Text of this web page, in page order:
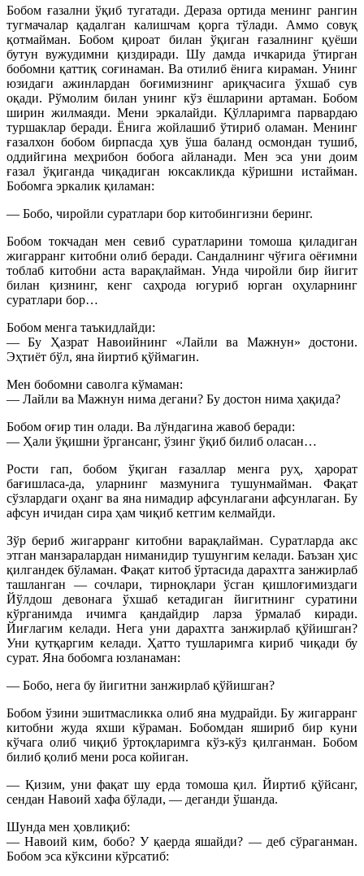
Бобом ғазални ўқиб тугатади. Дераза ортида менинг рангин
тугмачалар қадалган калишчам қорга тўлади. Аммо совуқ
қотмайман. Бобом қироат билан ўқиган ғазалнинг қуёши
бутун вужудимни қиздиради. Шу дамда ичкарида ўтирган
бобомни қаттиқ соғинаман. Ва отилиб ёнига кираман. Унинг
юзидаги ажинлардан боғимизнинг ариқчасига ўхшаб сув
оқади. Рўмолим билан унинг кўз ёшларини артаман. Бобом
ширин жилмаяди. Мени эркалайди. Қўлларимга парвардаю
туршаклар беради. Ёнига жойлашиб ўтириб оламан. Менинг
ғазалхон бобом бирпасда ҳув ўша баланд осмондан тушиб,
оддийгина меҳрибон бобога айланади. Мен эса уни доим
ғазал ўқиганда чиқадиган юксакликда кўришни истайман.
Бобомга эркалик қиламан:
— Бобо, чиройли суратлари бор китобингизни беринг.
Бобом токчадан мен севиб суратларини томоша қиладиган
жигарранг китобни олиб беради. Сандалнинг чўғига оёғимни
тоблаб китобни аста варақлайман. Унда чиройли бир йигит
билан қизнинг, кенг саҳрода югуриб юрган оҳуларнинг
суратлари бор…
Бобом менга таъкидлайди:
— Бу Ҳазрат Навоийнинг «Лайли ва Мажнун» достони.
Эҳтиёт бўл, яна йиртиб қўймагин.
Мен бобомни саволга кўмаман:
— Лайли ва Мажнун нима дегани? Бу достон нима ҳақида?
Бобом оғир тин олади. Ва лўндагина жавоб беради:
— Ҳали ўқишни ўргансанг, ўзинг ўқиб билиб оласан…
Рости гап, бобом ўқиган ғазаллар менга руҳ, ҳарорат
бағишласа-да, уларнинг мазмунига тушунмайман. Фақат
сўзлардаги оҳанг ва яна нимадир афсунлагани афсунлаган. Бу
афсун ичидан сира ҳам чиқиб кетгим келмайди.
Зўр бериб жигарранг китобни варақлайман. Суратларда акс
этган манзаралардан ниманидир тушунгим келади. Баъзан ҳис
қилгандек бўламан. Фақат китоб ўртасида дарахтга занжирлаб
ташланган — сочлари, тирноқлари ўсган қишлоғимиздаги
Йўлдош девонага ўхшаб кетадиган йигитнинг суратини
кўрганимда ичимга қандайдир ларза ўрмалаб киради.
Йиғлагим келади. Нега уни дарахтга занжирлаб қўйишган?
Уни қутқаргим келади. Ҳатто тушларимга кириб чиқади бу
сурат. Яна бобомга юзланаман:
— Бобо, нега бу йигитни занжирлаб қўйишган?
Бобом ўзини эшитмасликка олиб яна мудрайди. Бу жигарранг
китобни жуда яхши кўраман. Бобомдан яшириб бир куни
кўчага олиб чиқиб ўртоқларимга кўз-кўз қилганман. Бобом
билиб қолиб мени роса койиган.
— Қизим, уни фақат шу ерда томоша қил. Йиртиб қўйсанг,
сендан Навоий хафа бўлади, — деганди ўшанда.
Шунда мен ҳовлиқиб:
— Навоий ким, бобо? У қаерда яшайди? — деб сўраганман.
Бобом эса кўксини кўрсатиб: